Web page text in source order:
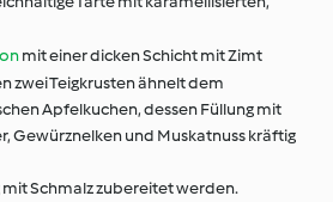
mit einer dicken Schicht mit Zimt
zwei Teigkrusten ähnelt dem
Apfelkuchen, dessen Füllung mit
Gewürznelken und Muskatnuss kräftig
mit Schmalz zubereitet werden.